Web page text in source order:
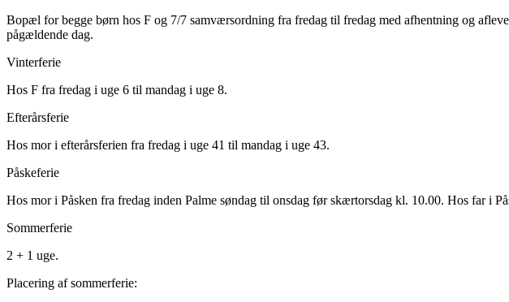
Bopæl for begge børn hos F og 7/7 samværsordning fra fredag til fredag med afhentning og
pågældende dag.
Vinterferie
Hos F fra fredag i uge 6 til mandag i uge 8.
Efterårsferie
Hos mor i efterårsferien fra fredag i uge 41 til mandag i uge 43.
Påskeferie
Hos mor i Påsken fra fredag inden Palme søndag til onsdag før skærtorsdag kl. 10.00. Hos far i
Sommerferie
2 + 1 uge.
Placering af sommerferie: